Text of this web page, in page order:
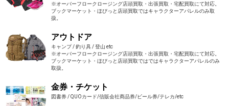
※オーバーフロークロージング店頭買取・出張買取・宅配買取にて対応。
ブックマーケット・ほびっと店頭買取ではキャラクターアパレルのみ取
扱。
アウトドア
キャンプ / 釣り具 / 登山 etc
※オーバーフロークロージング店頭買取・出張買取・宅配買取にて対応。
ブックマーケット・ほびっと店頭買取ではではキャラクターアパレルのみ
取扱。
金券・チケット
図書券 / QUOカード/信販会社商品券/ビール券/テレカ/etc